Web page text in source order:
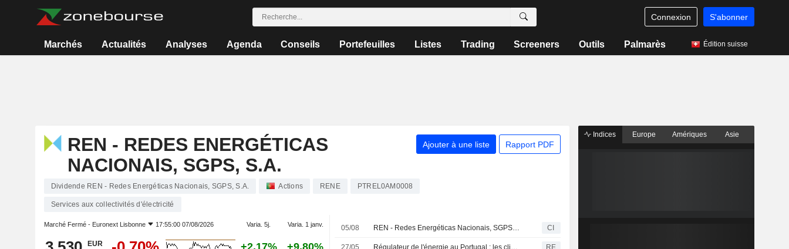
Connexion S'abonner
Marchés Actualités Analyses Agenda Conseils Portefeuilles Listes Trading Screeners Outils Palmarès Édition suisse
REN - REDES ENERGÉTICAS
NACIONAIS, SGPS, S.A.
Ajouter à une liste Rapport PDF
Dividende REN - Redes Energéticas Nacionais, SGPS, S.A. Actions RENE PTREL0AM0008
Services aux collectivités d'électricité
Marché Fermé - Euronext Lisbonne 17:55:00 07/08/2026 Varia. 5j. Varia. 1 janv.
EUR +2,17% +9,80%
05/08 REN - Redes Energéticas Nacionais, SGPS, S.A. publie ses résultats pour le premier semestre clos le 30 juin 2026 CI
27/05 Régulateur de l'énergie au Portugal : les clients n'ont pas droit à une indemnisation automatique pour le black-out de 2025 RE
Indices Europe Amériques Asie